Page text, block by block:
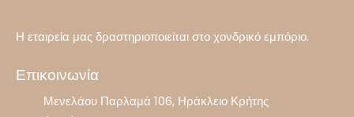
Η εταιρεία μας δραστηριοποιείται στο χονδρικό εμπόριο.
Επικοινωνία
Μενελάου Παρλαμά 106, Ηράκλειο Κρήτης